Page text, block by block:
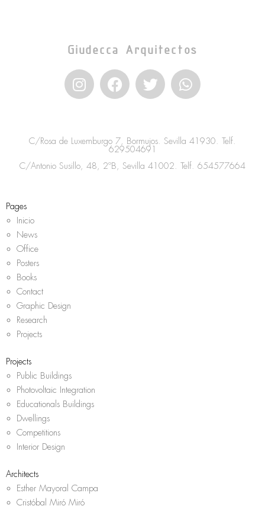
Giudecca Arquitectos
I
n
a
g
r
F
a
b
o
o
T
w
t
e
r
W
h
s
a
p
C/Rosa de Luxemburgo 7, Bormujos. Sevilla 41930. Telf.
629504691
C/Antonio Susillo, 48, 2ºB, Sevilla 41002. Telf. 654577664
Pages
Inicio
News
Office
Posters
Books
Contact
Graphic Design
Research
Projects
Projects
Public Buildings
Photovoltaic Integration
Educationals Buildings
Dwellings
Competitions
Interior Design
Architects
Esther Mayoral Campa
Cristóbal Miró Miró